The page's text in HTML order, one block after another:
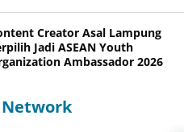
Creator Asal Lampung
Jadi ASEAN Youth
Ambassador 2026
Network